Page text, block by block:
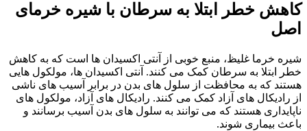
کاهش خطر ابتلا به سرطان با شیره خرمای
اصل
شیره خرما غلیظ، منبع خوبی از آنتی اکسیدان ها است که به کاهش
خطر ابتلا به سرطان کمک می کنند. آنتی اکسیدان ها، مولکول هایی
هستند که به محافظت از سلول های بدن در برابر آسیب های ناشی
از رادیکال های آزاد کمک می کنند. رادیکال های آزاد، مولکول های
ناپایداری هستند که می توانند به سلول های بدن آسیب برسانند و
باعث بیماری شوند.